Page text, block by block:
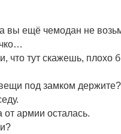
вы ещё чемодан не
что тут скажешь, плохо
под замком
армии осталась.